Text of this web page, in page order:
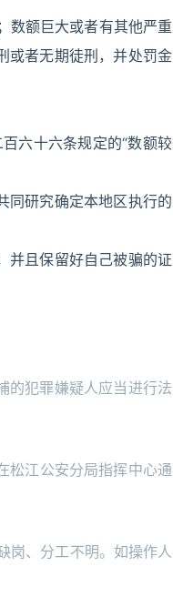
数额巨大或者有其他严重
或者无期徒刑，并处罚金
六十六条规定的“数额较
同研究确定本地区执行的
并且保留好自己被骗的证
的犯罪嫌疑人应当进行法
江公安分局指挥中心通
岗、分工不明。如操作人